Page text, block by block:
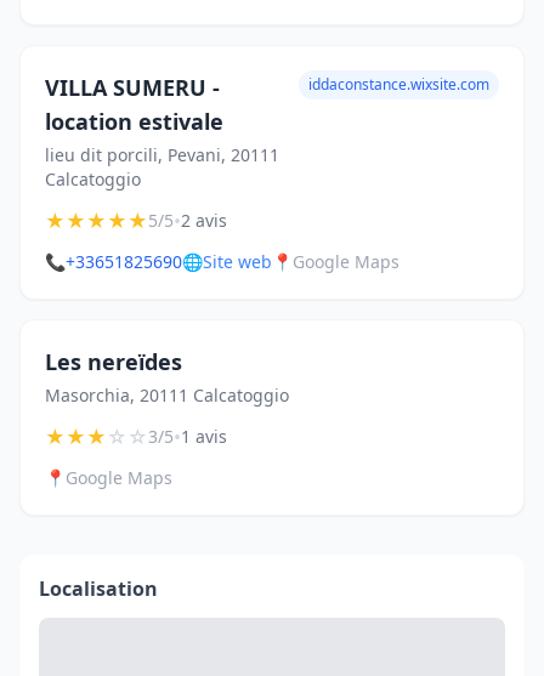
VILLA SUMERU -
location estivale
lieu dit porcili, Pevani, 20111
Calcatoggio
iddaconstance.wixsite.com
★★★★★5/5•2 avis
📞+33651825690🌐Site web 📍 Google Maps
Les nereïdes
Masorchia, 20111 Calcatoggio
★★★☆☆3/5•1 avis
📍 Google Maps
Localisation